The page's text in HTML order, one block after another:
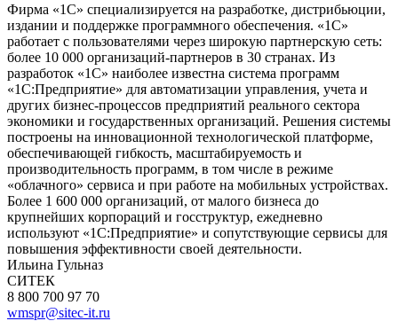
Фирма «1С» специализируется на разработке, дистрибьюции,
издании и поддержке программного обеспечения. «1С»
работает с пользователями через широкую партнерскую сеть:
более 10 000 организаций-партнеров в 30 странах. Из
разработок «1С» наиболее известна система программ
«1С:Предприятие» для автоматизации управления, учета и
других бизнес-процессов предприятий реального сектора
экономики и государственных организаций. Решения системы
построены на инновационной технологической платформе,
обеспечивающей гибкость, масштабируемость и
производительность программ, в том числе в режиме
«облачного» сервиса и при работе на мобильных устройствах.
Более 1 600 000 организаций, от малого бизнеса до
крупнейших корпораций и госструктур, ежедневно
используют «1С:Предприятие» и сопутствующие сервисы для
повышения эффективности своей деятельности.
Ильина Гульназ
СИТЕК
8 800 700 97 70
wmspr@sitec-it.ru